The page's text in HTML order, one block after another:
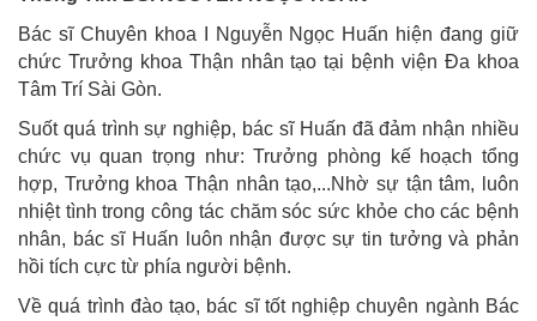
Bác sĩ Chuyên khoa I Nguyễn Ngọc Huấn hiện đang giữ
chức Trưởng khoa Thận nhân tạo tại bệnh viện Đa khoa
Tâm Trí Sài Gòn.
Suốt quá trình sự nghiệp, bác sĩ Huấn đã đảm nhận nhiều
chức vụ quan trọng như: Trưởng phòng kế hoạch tổng
hợp, Trưởng khoa Thận nhân tạo,...Nhờ sự tận tâm, luôn
nhiệt tình trong công tác chăm sóc sức khỏe cho các bệnh
nhân, bác sĩ Huấn luôn nhận được sự tin tưởng và phản
hồi tích cực từ phía người bệnh.
Về quá trình đào tạo, bác sĩ tốt nghiệp chuyên ngành Bác